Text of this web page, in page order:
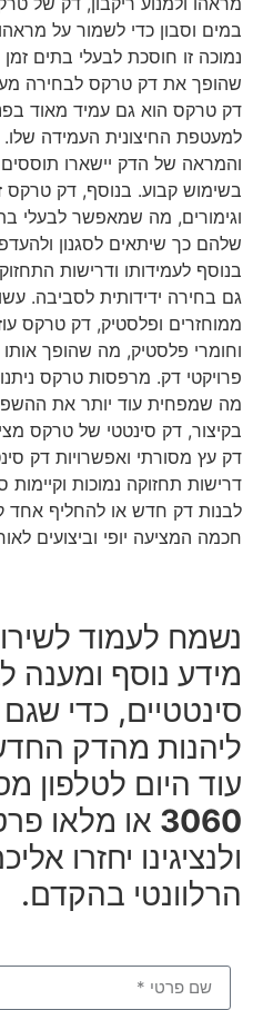
במים וסבון כדי לשמור על
נמוכה זו חוסכת לבעלי בתים
שהופך את דק טרקס לבחירה
דק טרקס הוא גם עמיד מאוד
למעטפת החיצונית העמידה
והמראה של הדק יישארו
בשימוש קבוע. בנוסף, דק טרקס
וגימורים, מה שמאפשר לבעלי
שלהם כך שיתאים לסגנון
בנוסף לעמידותו ודרישות
גם בחירה ידידותית לסביבה.
ממוחזרים ופלסטיק, דק טרקס
וחומרי פלסטיק, מה שהופך
מה שמפחית עוד יותר את
בקיצור, דק סינטטי של טרקס
דק עץ מסורתי ואפשרויות דק
דרישות תחזוקה נמוכות
לבנות דק חדש או להחליף אחד
חכמה המציעה יופי וביצועים
נשמח לעמוד
מידע נוסף ומענה
סינטטיים, כדי
ליהנות מהדק
עוד היום לטלפון
3060 או מלאו
ולנציגינו יחזרו
הרלוונטי בהקדם.